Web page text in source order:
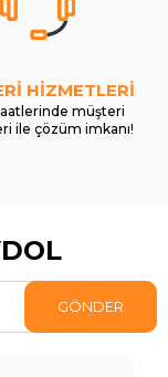
HİZMETLERİ
müşteri
ile çözüm imkanı!
GÖNDER